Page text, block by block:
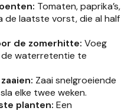
Tomaten, paprika’s,
de laatste vorst, die al half
de zomerhitte: Voeg
waterretentie te
Zaai snelgroeiende
elke twee weken.
planten: Een